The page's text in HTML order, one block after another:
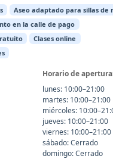
Aseo adaptado para sillas de
en la calle de pago
Clases online
Horario de
lunes: 10:00–21:00
martes: 10:00–21:00
miércoles:
jueves: 10:00–21:00
viernes: 10:00–21:00
sábado: Cerrado
domingo: Cerrado